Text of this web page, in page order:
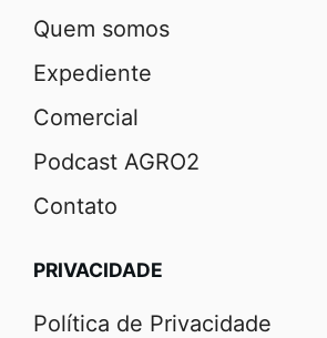
Quem somos
Expediente
Comercial
Podcast AGRO2
Contato
PRIVACIDADE
Política de Privacidade